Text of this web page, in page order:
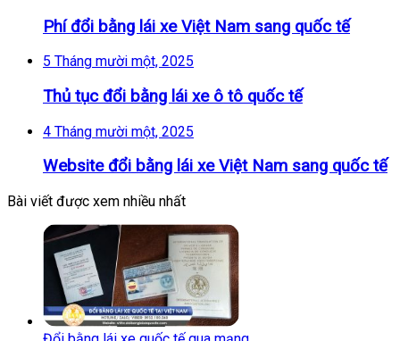
Phí đổi bằng lái xe Việt Nam sang quốc tế
5 Tháng mười một, 2025
Thủ tục đổi bằng lái xe ô tô quốc tế
4 Tháng mười một, 2025
Website đổi bằng lái xe Việt Nam sang quốc tế
Bài viết được xem nhiều nhất